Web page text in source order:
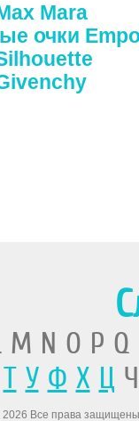
Mara
очки
N O P
Т У Ф Х Ц
2026 Все права